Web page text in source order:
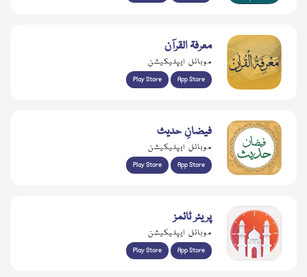
معرفۃ القرآن
موبائل ایپلیکیشن
Play Store App Store
فیضانِ حدیث
موبائل ایپلیکیشن
Play Store App Store
پریئر ٹائمز
موبائل ایپلیکیشن
Play Store App Store